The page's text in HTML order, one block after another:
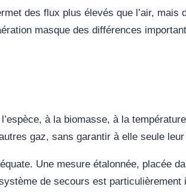
des flux plus élevés que l’air, mais
masque des différences
à la biomasse, à la
gaz, sans garantir à elle seule
Une mesure étalonnée, placée
de secours est